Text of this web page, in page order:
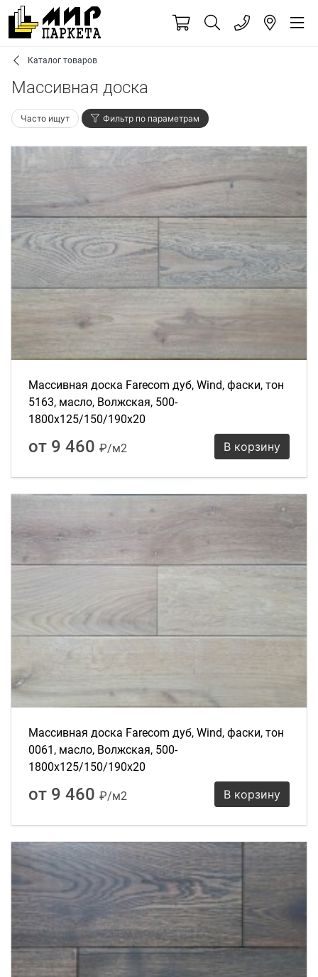
Каталог товаров
Массивная доска
Часто ищут Фильтр по параметрам
Массивная доска Farecom дуб, Wind, фаски, тон
5163, масло, Волжская, 500-
1800х125/150/190х20
от 9 460 ₽/м2 В корзину
Массивная доска Farecom дуб, Wind, фаски, тон
0061, масло, Волжская, 500-
1800х125/150/190х20
от 9 460 ₽/м2 В корзину